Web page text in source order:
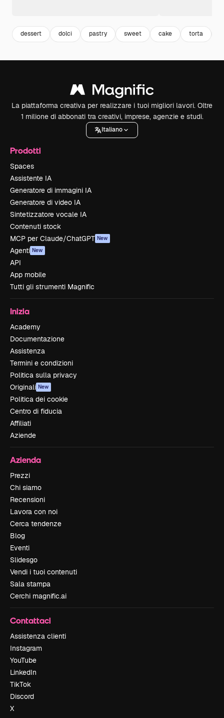
dessert dolci pastry sweet cake torta
La piattaforma creativa per realizzare i tuoi migliori lavori. Oltre
1 milione di abbonati tra creativi, imprese, agenzie e studi.
Italiano
Prodotti
Spaces
Assistente IA
Generatore di immagini IA
Generatore di video IA
Sintetizzatore vocale IA
Contenuti stock
MCP per Claude/ChatGPT New
Agenti New
API
App mobile
Tutti gli strumenti Magnific
Inizia
Academy
Documentazione
Assistenza
Termini e condizioni
Politica sulla privacy
Originali New
Politica dei cookie
Centro di fiducia
Affiliati
Aziende
Azienda
Prezzi
Chi siamo
Recensioni
Lavora con noi
Cerca tendenze
Blog
Eventi
Slidesgo
Vendi i tuoi contenuti
Sala stampa
Cerchi magnific.ai
Contattaci
Assistenza clienti
Instagram
YouTube
LinkedIn
TikTok
Discord
X